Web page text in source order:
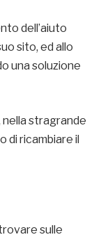
dell’aiuto
sito, ed allo
una soluzione
stragrande
di ricambiare il
sulle